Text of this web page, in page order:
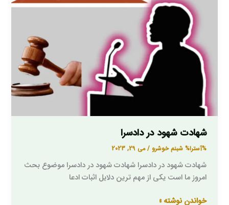
شهادت شهود در دادسرا
%آسترا% شبنم خوشرو/می 29, 2023
شهادت شهود در دادسرا شهادت شهود در دادسرا موضوع بحث
امروز ما است یکی از مهم ترین دلایل اثبات ادعا
خواندن نوشته »